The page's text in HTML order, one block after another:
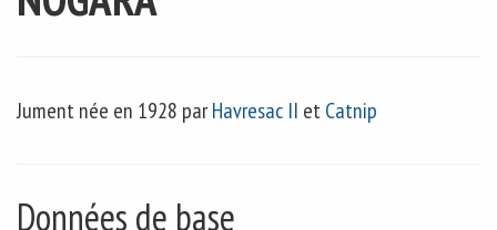
Jument née en 1928 parHavresac II etCatnip
Données de base